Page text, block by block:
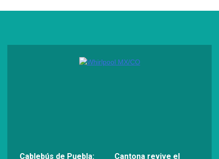
Cablebús de Puebla:
Cantona revive el